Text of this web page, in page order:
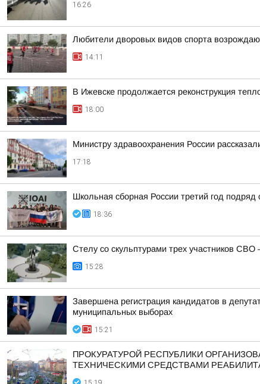
16:26
Любители дворовых видов спорта
14:11
В Ижевске продолжается реконструкция
18:00
Министру здравоохранения России
17:18
Школьная сборная России третий год
18:36
Стелу со скульптурами трех участников
15:28
Завершена регистрация кандидатов в
муниципальных выборах
15:21
ПРОКУРАТУРОЙ РЕСПУБЛИКИ
ТЕХНИЧЕСКИМИ СРЕДСТВАМИ